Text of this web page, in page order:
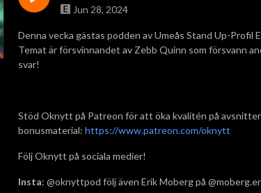
Jun 28, 2024
Denna vecka gästas podden av Umeås Stand Up-Profil
Temat är försvinnandet av Zebb Quinn som försvann
svar!
Stöd Oknytt på Patreon för att öka kvalitén på
bonusmaterial: https://www.patreon.com/oknytt
Följ Oknytt på sociala medier!
Insta: @oknyttpod följ även Erik Moberg på